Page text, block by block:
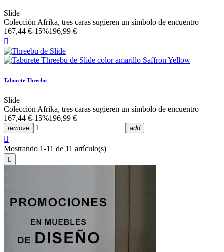
Slide
Colección Afrika, tres caras sugieren un símbolo de encuentro
167,44 €-15%196,99 €

Taburete Threebu
Slide
Colección Afrika, tres caras sugieren un símbolo de encuentro
167,44 €-15%196,99 €
remove add

Mostrando 1-11 de 11 artículo(s)
